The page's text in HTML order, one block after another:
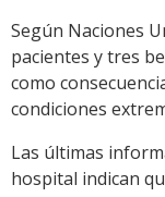
Según Naciones
pacientes y tres
como
condiciones
Las últimas
hospital indican